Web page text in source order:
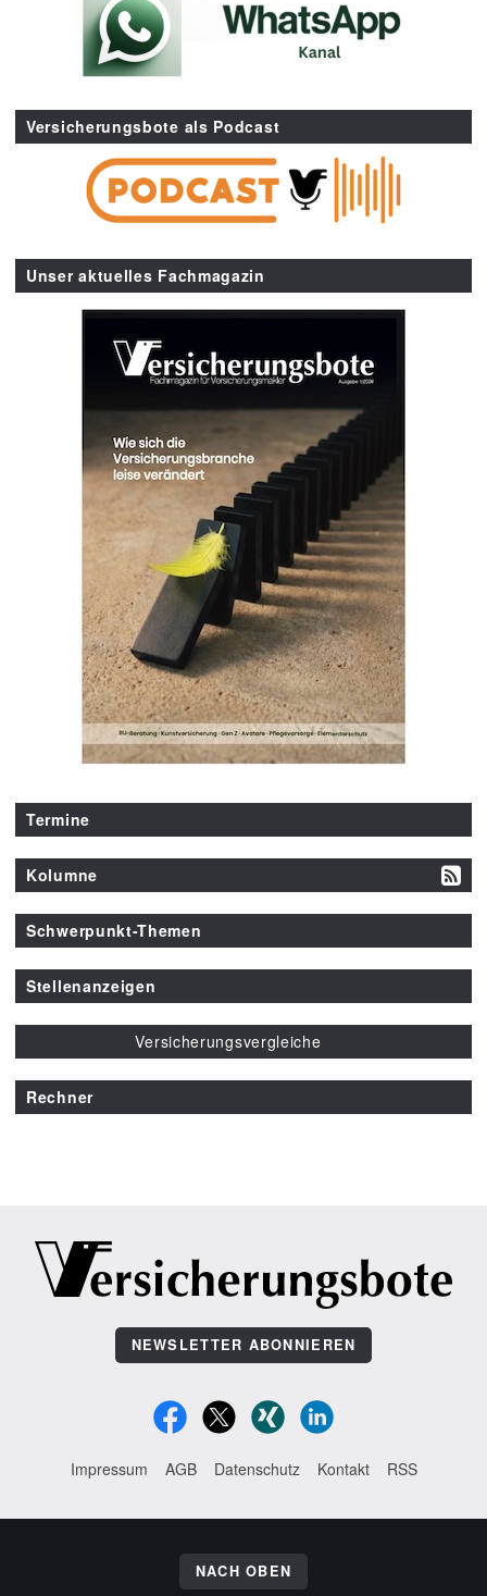
Versicherungsbote als Podcast
Unser aktuelles Fachmagazin
Termine
Kolumne
Schwerpunkt-Themen
Stellenanzeigen
Versicherungsvergleiche
Rechner
NEWSLETTER ABONNIEREN
Impressum AGB Datenschutz Kontakt RSS
NACH OBEN